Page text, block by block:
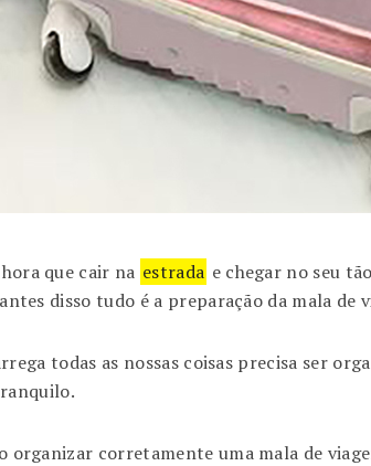
que cair na estrada e chegar no seu
disso tudo é a preparação da mala de
todas as nossas coisas precisa ser
organizar corretamente uma mala de